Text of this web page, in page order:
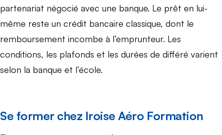
partenariat négocié avec une banque. Le prêt en lui-
même reste un crédit bancaire classique, dont le
remboursement incombe à l’emprunteur. Les
conditions, les plafonds et les durées de différé varient
selon la banque et l’école.
Se former chez Iroise Aéro Formation